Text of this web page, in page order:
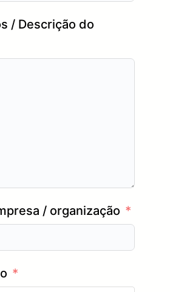
/ Descrição do
/ organização